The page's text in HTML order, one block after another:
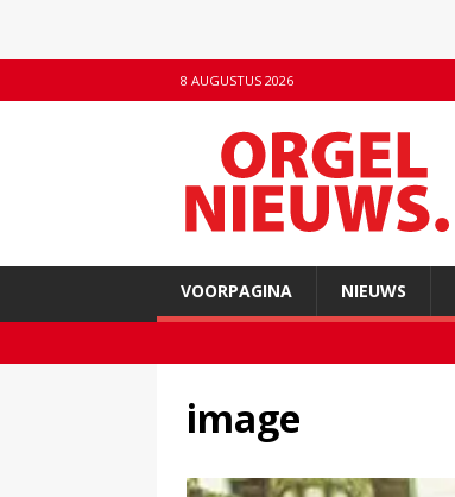
8 AUGUSTUS 2026
VOORPAGINA NIEUWS
image